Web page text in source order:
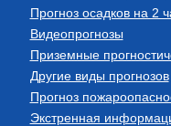
Прогноз осадков на 2
Видеопрогнозы
Приземные
Другие виды прогнозов
Прогноз
Экстренная